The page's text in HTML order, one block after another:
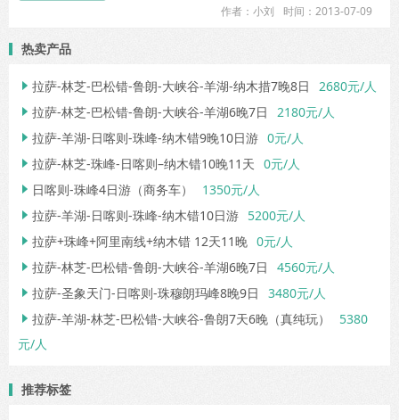
时间：2013-07-09
作者：小刘
热卖产品
 拉萨-林芝-巴松错-鲁朗-大峡谷-羊湖-纳木措7晚8日 2680元/人
 拉萨-林芝-巴松错-鲁朗-大峡谷-羊湖6晚7日 2180元/人
 拉萨-羊湖-日喀则-珠峰-纳木错9晚10日游 0元/人
 拉萨-林芝-珠峰-日喀则–纳木错10晚11天 0元/人
 日喀则-珠峰4日游（商务车） 1350元/人
 拉萨-羊湖-日喀则-珠峰-纳木错10日游 5200元/人
 拉萨+珠峰+阿里南线+纳木错 12天11晚 0元/人
 拉萨-林芝-巴松错-鲁朗-大峡谷-羊湖6晚7日 4560元/人
 拉萨-圣象天门-日喀则-珠穆朗玛峰8晚9日 3480元/人
 拉萨-羊湖-林芝-巴松错-大峡谷-鲁朗7天6晚（真纯玩）
5380
元/人
推荐标签